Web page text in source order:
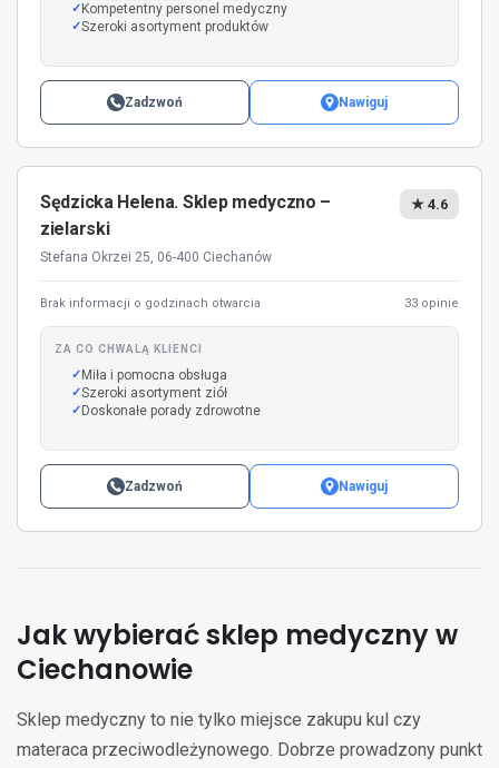
Kompetentny personel medyczny
Szeroki asortyment produktów
Zadzwoń Nawiguj
Sędzicka Helena. Sklep medyczno –
zielarski
Stefana Okrzei 25, 06-400 Ciechanów
★ 4.6
Brak informacji o godzinach otwarcia 33 opinie
ZA CO CHWALĄ KLIENCI
Miła i pomocna obsługa
Szeroki asortyment ziół
Doskonałe porady zdrowotne
Zadzwoń Nawiguj
Jak wybierać sklep medyczny w
Ciechanowie
Sklep medyczny to nie tylko miejsce zakupu kul czy
materaca przeciwodleżynowego. Dobrze prowadzony punkt